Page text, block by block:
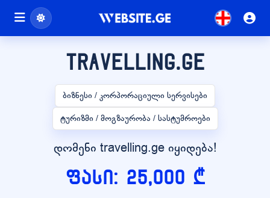
travelling.ge
ბიზნესი / კორპორაციული სერვისები
ტურიზმი / მოგზაურობა / სასტუმროები
დომენი travelling.ge იყიდება!
ფასი: 25,000 ₾